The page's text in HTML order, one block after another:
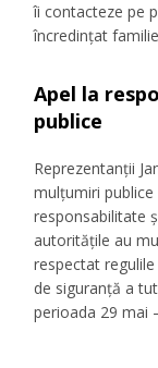
îi contacteze pe
încredințat
Apel la
publice
Reprezentanții
mulțumiri
responsabilitate
autoritățile au
respectat
de siguranță a
perioada 29 mai